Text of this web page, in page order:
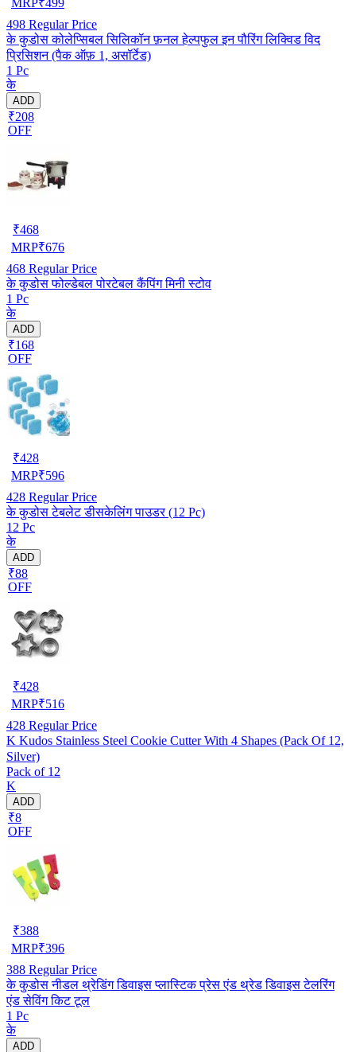
498 Regular Price
के कुडोस कोलेप्सिबल सिलिकॉन फ़नल हेल्पफुल इन पौरिंग लिक्विड विद
प्रिसिशन (पैक ऑफ़ 1, असॉर्टेड)
1 Pc
के
ADD
₹208
OFF
₹468
MRP₹676
468 Regular Price
के कुडोस फोल्डेबल पोरटेबल कैंपिंग मिनी स्टोव
1 Pc
के
ADD
₹168
OFF
₹428
MRP₹596
428 Regular Price
के कुडोस टेबलेट डीसकेलिंग पाउडर (12 Pc)
12 Pc
के
ADD
₹88
OFF
₹428
MRP₹516
428 Regular Price
K Kudos Stainless Steel Cookie Cutter With 4 Shapes (Pack Of 12,
Silver)
Pack of 12
K
ADD
₹8
OFF
₹388
MRP₹396
388 Regular Price
के कुडोस नीडल थ्रेडिंग डिवाइस प्लास्टिक प्रेस एंड थ्रेड डिवाइस टेलरिंग
एंड सेविंग किट टूल
1 Pc
के
ADD